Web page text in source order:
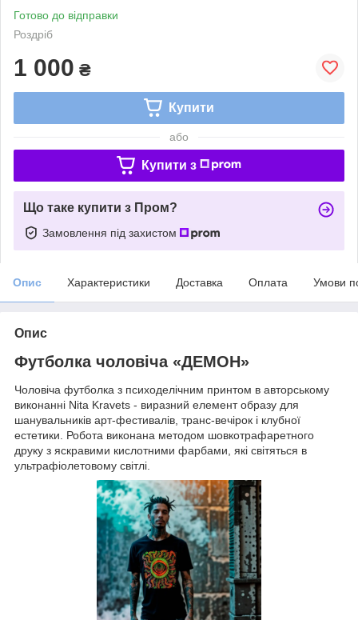
Готово до відправки
Роздріб
1 000 ₴
Купити
або
Купити з
Що таке купити з Пром?
Замовлення під захистом
Опис Характеристики Доставка Оплата Умови
Опис
Футболка чоловіча «ДЕМОН»
Чоловіча футболка з психоделічним принтом в авторському
виконанні Nita Kravets - виразний елемент образу для
шанувальників арт-фестивалів, транс-вечірок і клубної
естетики. Робота виконана методом шовкотрафаретного
друку з яскравими кислотними фарбами, які світяться в
ультрафіолетовому світлі.